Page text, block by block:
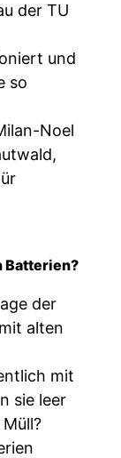
der TU
und
so
Noel
Batterien?
der
alten
mit
sie leer